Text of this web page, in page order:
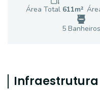
Área Total 611m²
5Banheiros
Infraestrutura